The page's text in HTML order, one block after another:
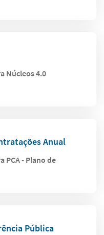
Núcleos 4.0
Anual
PCA - Plano de
Pública